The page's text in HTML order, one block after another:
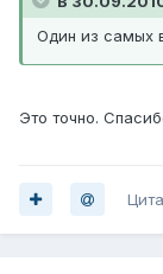
Один из самых
Это точно.